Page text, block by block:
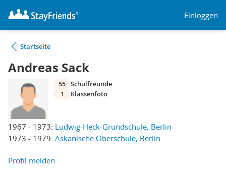
Einloggen
Startseite
Andreas Sack
1967 - 1973: Ludwig-Heck-Grundschule, Berlin
1973 - 1979: Askanische Oberschule, Berlin
55 Schulfreunde
1
Klassenfoto
Profil melden